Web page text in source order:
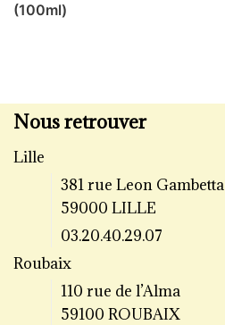
(100ml)
Nous retrouver
Lille
381 rue Leon Gambetta
59000 LILLE
03.20.40.29.07
Roubaix
110 rue de l’Alma
59100 ROUBAIX